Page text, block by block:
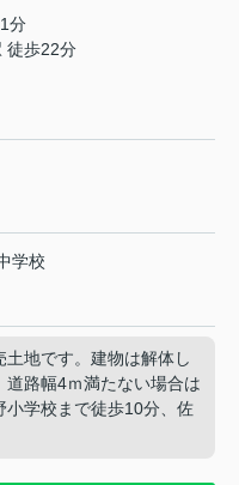
分
徒歩22分
学校
地です。建物は解体し
路幅4ｍ満たない場合は
小学校まで徒歩10分、佐